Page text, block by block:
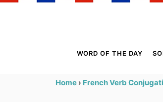
WORD OF THE DAY
Home › French Verb